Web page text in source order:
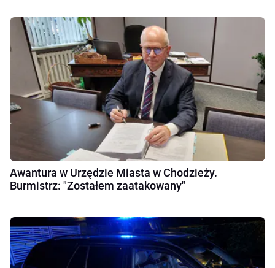
Awantura w Urzędzie Miasta w Chodzieży.
Burmistrz: "Zostałem zaatakowany"